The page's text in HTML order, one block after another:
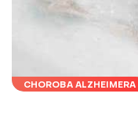
CHOROBA ALZHEIMERA